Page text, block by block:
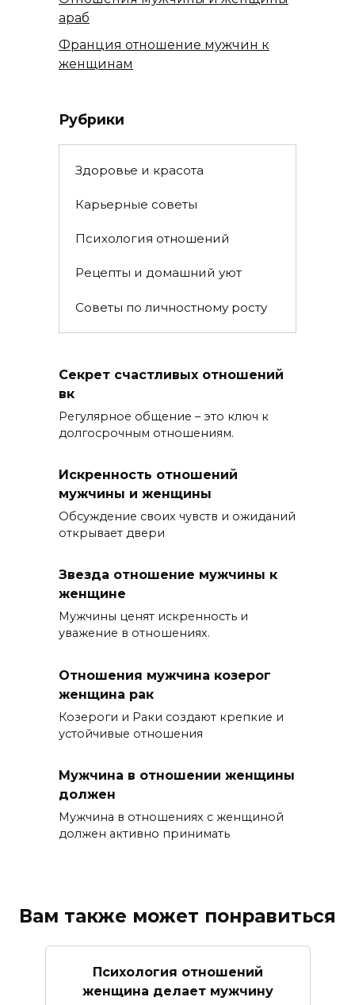
араб
Франция отношение мужчин к
женщинам
Рубрики
Здоровье и красота
Карьерные советы
Психология отношений
Рецепты и домашний уют
Советы по личностному росту
Секрет счастливых отношений
вк
Регулярное общение – это ключ к
долгосрочным отношениям.
Искренность отношений
мужчины и женщины
Обсуждение своих чувств и ожиданий
открывает двери
Звезда отношение мужчины к
женщине
Мужчины ценят искренность и
уважение в отношениях.
Отношения мужчина козерог
женщина рак
Козероги и Раки создают крепкие и
устойчивые отношения
Мужчина в отношении женщины
должен
Мужчина в отношениях с женщиной
должен активно принимать
Вам также может понравиться
Психология отношений
женщина делает мужчину